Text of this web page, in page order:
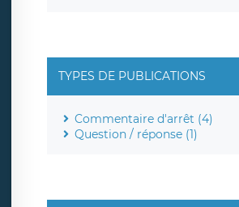
TYPES DE PUBLICATIONS
Commentaire d'arrêt (4)
Question / réponse (1)